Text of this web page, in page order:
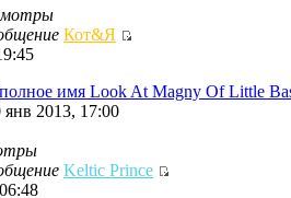
Кот&Я
имя Look At Magny Of Little
2013, 17:00
Keltic Prince